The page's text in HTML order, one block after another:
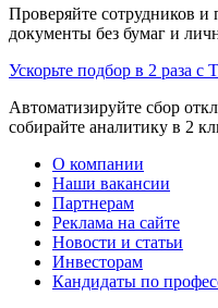
Проверяйте сотрудников
документы без бумаг и
Ускорьте подбор в 2 раза с
Автоматизируйте сбор
собирайте аналитику в 2
О компании
Наши вакансии
Партнерам
Реклама на сайте
Новости и статьи
Инвесторам
Кандидаты по